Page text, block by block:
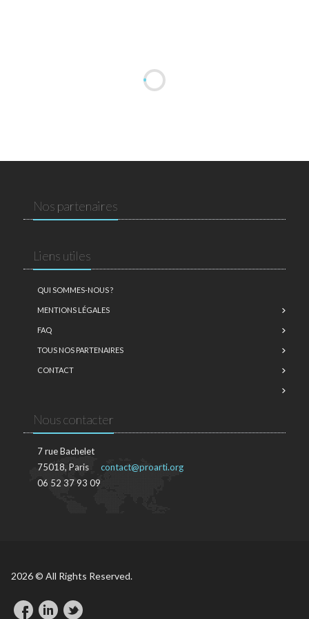
Nos partenaires
Liens utiles
QUI SOMMES-NOUS ?
MENTIONS LÉGALES
FAQ
TOUS NOS PARTENAIRES
CONTACT
Nous contacter
7 rue Bachelet
75018, Paris
06 52 37 93 09
contact@proarti.org
2026 © All Rights Reserved.